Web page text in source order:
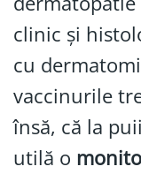
clinic și
cu
vaccinurile
însă, că la
utilă o